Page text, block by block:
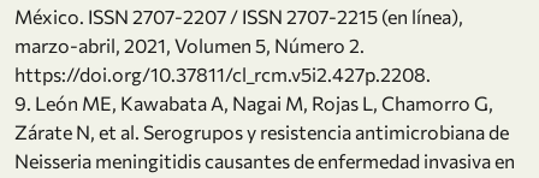
México. ISSN 2707-2207 / ISSN 2707-2215 (en línea),
marzo-abril, 2021, Volumen 5, Número 2.
https://doi.org/10.37811/cl_rcm.v5i2.427p.2208.
9. León ME, Kawabata A, Nagai M, Rojas L, Chamorro G,
Zárate N, et al. Serogrupos y resistencia antimicrobiana de
Neisseria meningitidis causantes de enfermedad invasiva en